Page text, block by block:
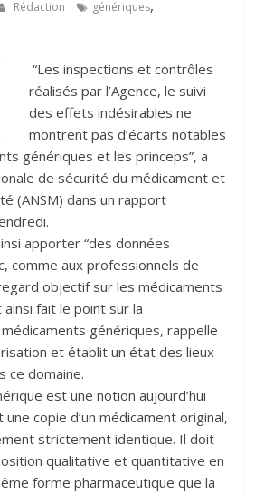
Rédaction génériques,
“Les inspections et contrôles
réalisés par l’Agence, le suivi
des effets indésirables ne
montrent pas d’écarts notables
génériques et les princeps”, a
de sécurité du médicament et
(ANSM) dans un rapport
apporter “des données
comme aux professionnels de
objectif sur les médicaments
ainsi fait le point sur la
génériques, rappelle
et établit un état des lieux
ce domaine.
est une notion aujourd’hui
copie d’un médicament original,
strictement identique. Il doit
qualitative et quantitative en
forme pharmaceutique que la